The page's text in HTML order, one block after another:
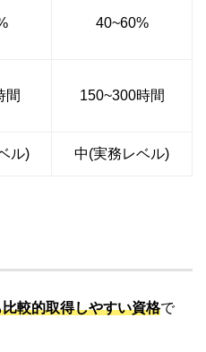
40~60%
間 150~300時間
ル) 中(実務レベル)
較的取得しやすい資格で